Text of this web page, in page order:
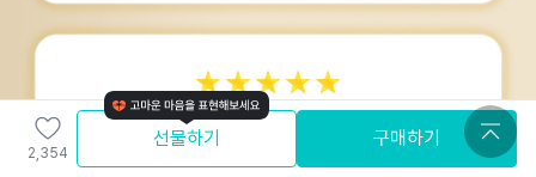
2,354
선물하기 구매하기